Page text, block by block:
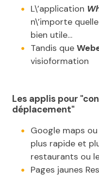
L\’application
n\’importe
bien utile…
Tandis que
visioformation
Les applis pour
déplacement"
Google maps
plus rapide et
restaurants ou
Pages jaunes